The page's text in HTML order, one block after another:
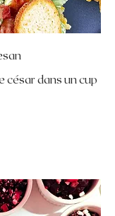
césar dans un cup